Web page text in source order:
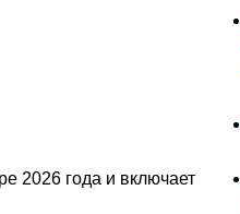
2026 года и включает